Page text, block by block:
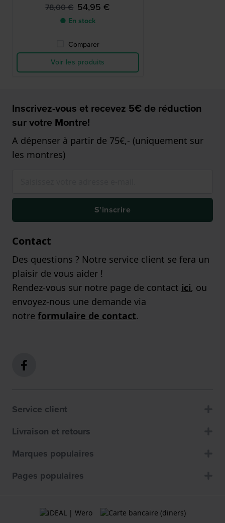
78,00 € 54,95 €
● En stock
Comparer
Voir les produits
Inscrivez-vous et recevez 5€ de réduction
sur votre Montre!
A dépenser à partir de 75€,- (uniquement sur
les montres)
S'inscrire
Contact
Des questions ? Notre service client se fera un
plaisir de vous aider !
Rendez-vous sur notre page de contact ici, ou
envoyez-nous une demande via
notre formulaire de contact.
Service client
Livraison et retours
Marques populaires
Pages populaires